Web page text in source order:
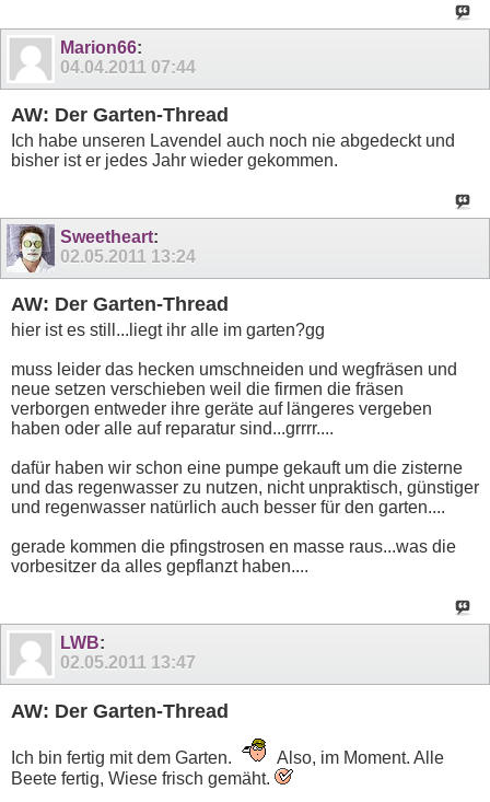
Marion66:
04.04.2011 07:44
AW: Der Garten-Thread
Ich habe unseren Lavendel auch noch nie abgedeckt und
bisher ist er jedes Jahr wieder gekommen.
Sweetheart:
02.05.2011 13:24
AW: Der Garten-Thread
hier ist es still...liegt ihr alle im garten?gg
muss leider das hecken umschneiden und wegfräsen und
neue setzen verschieben weil die firmen die fräsen
verborgen entweder ihre geräte auf längeres vergeben
haben oder alle auf reparatur sind...grrrr....
dafür haben wir schon eine pumpe gekauft um die zisterne
und das regenwasser zu nutzen, nicht unpraktisch, günstiger
und regenwasser natürlich auch besser für den garten....
gerade kommen die pfingstrosen en masse raus...was die
vorbesitzer da alles gepflanzt haben....
LWB:
02.05.2011 13:47
AW: Der Garten-Thread
Ich bin fertig mit dem Garten.
Also, im Moment. Alle
Beete fertig, Wiese frisch gemäht.